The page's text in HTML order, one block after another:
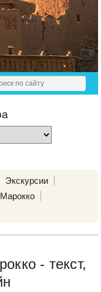
Экскурсии
- текст,